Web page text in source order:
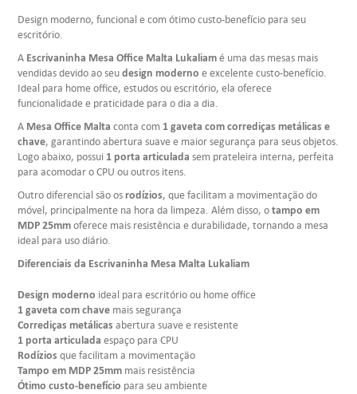
Design moderno, funcional e com ótimo custo-benefício para seu
escritório.
A Escrivaninha Mesa Office Malta Lukaliamé uma das mesas mais
vendidas devido ao seudesign moderno e excelente custo-benefício.
Ideal para home office, estudos ou escritório, ela oferece
funcionalidade e praticidade para o dia a dia.
A Mesa Office Malta conta com 1 gaveta com corrediças metálicas e
chave, garantindo abertura suave e maior segurança para seus objetos.
Logo abaixo, possui 1 porta articulada sem prateleira interna, perfeita
para acomodar o CPU ou outros itens.
Outro diferencial são os rodízios, que facilitam a movimentação do
móvel, principalmente na hora da limpeza. Além disso, otampo em
MDP 25mmoferece mais resistência e durabilidade, tornando a mesa
ideal para uso diário.
Diferenciais da Escrivaninha Mesa Malta Lukaliam
Design moderno ideal para escritório ou home office
1 gaveta com chave mais segurança
Corrediças metálicas abertura suave e resistente
1 porta articulada espaço para CPU
Rodízios que facilitam a movimentação
Tampo em MDP 25mm mais resistência
Ótimo custo-benefício para seu ambiente